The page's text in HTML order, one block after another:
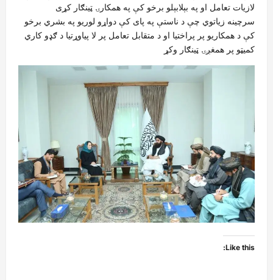
لازیات تعامل او په بېلابېلو برخو کې په همکارۍ ټینګار کړی
سرچینه زیاتوي چې د ناستې په پای کې دواړو لوریو په بشري برخو
کې د همکاریو پر پراختیا او د متقابل تعامل پر لا پیاوړتیا د ګډو کاري
کمیټو پر همغږۍ ټينګار وکړ
Like this: